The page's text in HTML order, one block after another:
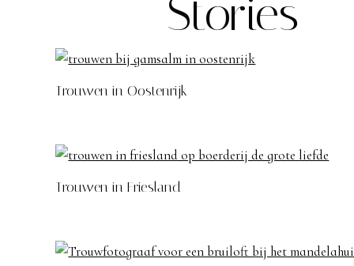
Stories
Trouwen in Oostenrijk
Trouwen in Friesland